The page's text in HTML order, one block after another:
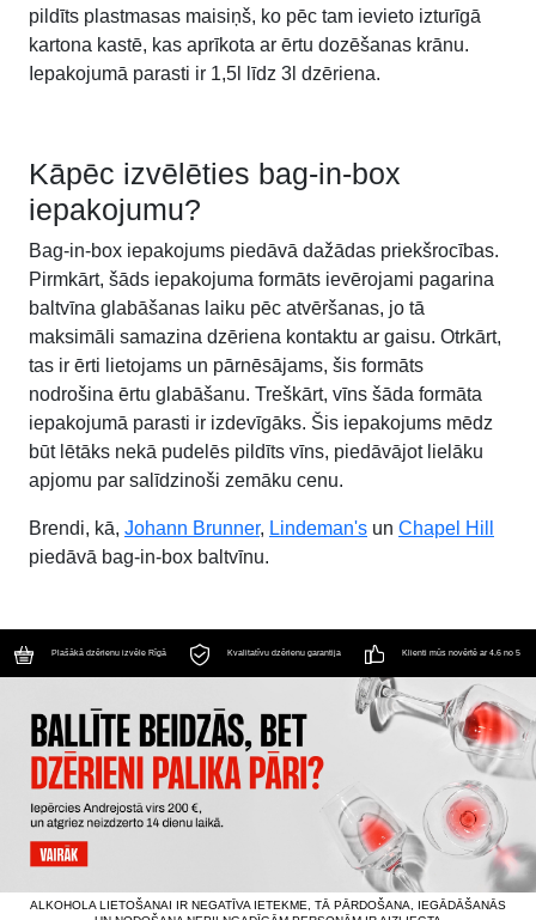
pildīts plastmasas maisiņš, ko pēc tam ievieto izturīgā
kartona kastē, kas aprīkota ar ērtu dozēšanas krānu.
Iepakojumā parasti ir 1,5l līdz 3l dzēriena.
Kāpēc izvēlēties bag-in-box
iepakojumu?
Bag-in-box iepakojums piedāvā dažādas priekšrocības.
Pirmkārt, šāds iepakojuma formāts ievērojami pagarina
baltvīna glabāšanas laiku pēc atvēršanas, jo tā
maksimāli samazina dzēriena kontaktu ar gaisu. Otrkārt,
tas ir ērti lietojams un pārnēsājams, šis formāts
nodrošina ērtu glabāšanu. Treškārt, vīns šāda formāta
iepakojumā parasti ir izdevīgāks. Šis iepakojums mēdz
būt lētāks nekā pudelēs pildīts vīns, piedāvājot lielāku
apjomu par salīdzinoši zemāku cenu.
Brendi, kā, Johann Brunner, Lindeman's un Chapel Hill
piedāvā bag-in-box baltvīnu.
Plašākā dzērienu izvēle Rīgā Kvalitatīvu dzērienu garantija Klienti mūs novērtē ar 4.6 no 5
ALKOHOLA LIETOŠANAI IR NEGATĪVA IETEKME, TĀ PĀRDOŠANA, IEGĀDĀŠANĀS